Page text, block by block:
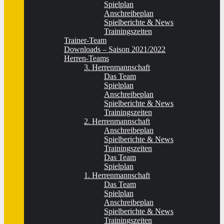
Spielplan
Anschreibeplan
Spielberichte & News
Trainingszeiten
Trainer-Team
Downloads – Saison 2021/2022
Herren-Teams
3. Herrenmannschaft
Das Team
Spielplan
Anschreibeplan
Spielberichte & News
Trainingszeiten
2. Herrenmannschaft
Anschreibeplan
Spielberichte & News
Trainingszeiten
Das Team
Spielplan
1. Herrenmannschaft
Das Team
Spielplan
Anschreibeplan
Spielberichte & News
Trainingszeiten